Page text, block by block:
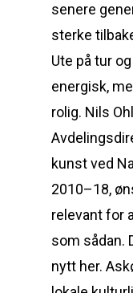
senere
sterke
Ute på tur
energisk,
rolig. Nils
kunst ved
2010–18,
relevant for
som sådan.
nytt her.